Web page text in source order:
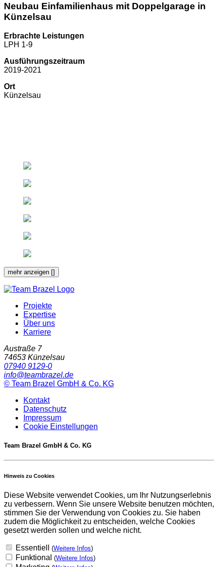
Neubau Einfamilienhaus mit Doppelgarage in
Künzelsau
Erbrachte Leistungen
LPH 1-9
Ausführungszeitraum
2019-2021
Ort
Künzelsau
mehr anzeigen []
Projekte
Expertise
Über uns
Karriere
Austraße 7
74653 Künzelsau
07940 9129-0
info@teambrazel.de
© Team Brazel GmbH & Co. KG
Kontakt
Datenschutz
Impressum
Cookie Einstellungen
Team Brazel GmbH & Co. KG
Hinweis zu Cookies
Diese Website verwendet Cookies, um Ihr Nutzungserlebnis
zu verbessern. Wenn Sie unsere Website benutzen möchten,
stimmen Sie der Verwendung von Cookies zu. Sie haben
zudem die Möglichkeit zu entscheiden, welche Cookies
gesetzt werden sollen und welche nicht.
Essentiell (Weitere Infos)
Funktional (Weitere Infos)